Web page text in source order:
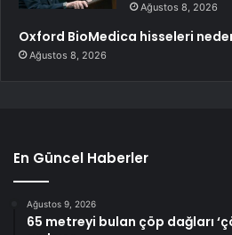
Ağustos 8, 2026
Oxford BioMedica hisseleri
Ağustos 8, 2026
En Güncel Haberler
Ağustos 9, 2026
65 metreyi bulan çöp dağları